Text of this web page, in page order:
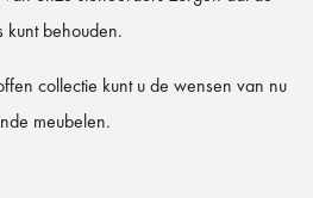
kunt behouden.
collectie kunt u de wensen van nu
meubelen.